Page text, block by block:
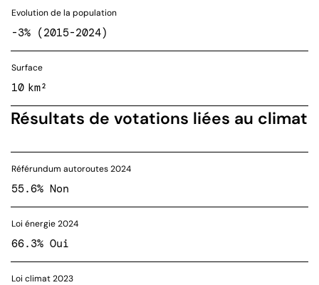
Evolution de la population
-3% (2015-2024)
Surface
10 km²
Résultats de votations liées au climat
Référundum autoroutes 2024
55.6% Non
Loi énergie 2024
66.3% Oui
Loi climat 2023